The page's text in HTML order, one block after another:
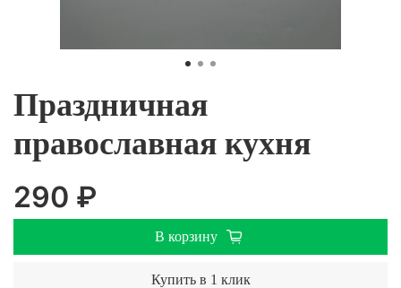
Праздничная
православная кухня
290 ₽
В корзину
Купить в 1 клик